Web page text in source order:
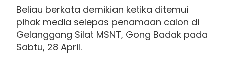
Beliau berkata demikian ketika ditemui
pihak media selepas penamaan calon di
Gelanggang Silat MSNT, Gong Badak pada
Sabtu, 28 April.